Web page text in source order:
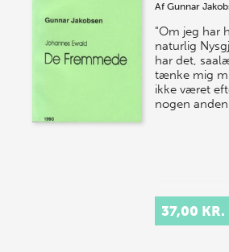
AfGunnar
"Om jeg har
naturlig
har det,
tænke mig
ikke været
nogen
37,00 KR.